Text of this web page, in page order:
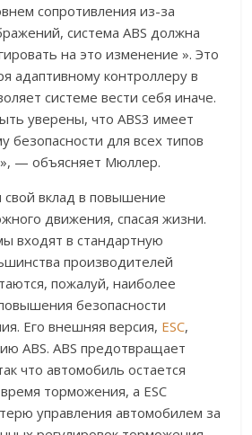
сопротивления из-за
система ABS должна
на это изменение ». Это
адаптивному контроллеру в
системе вести себя иначе.
уверены, что ABS3 имеет
безопасности для всех типов
— объясняет Мюллер.
свой вклад в повышение
движения, спасая жизни.
входят в стандартную
производителей
пожалуй, наиболее
безопасности
Его внешняя версия, ESC,
ABS. ABS предотвращает
что автомобиль остается
торможения, а ESC
управления автомобилем за